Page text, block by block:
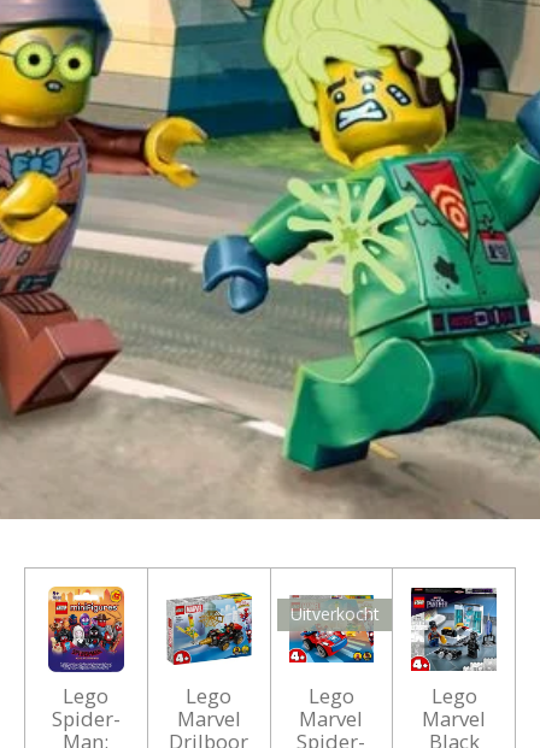
Lego
Spider-
Man:
Lego
Marvel
Drilboor
Uitverkocht
Lego
Marvel
Spider-
Lego
Marvel
Black